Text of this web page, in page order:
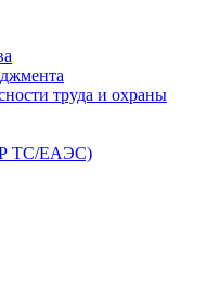
труда и охраны
ТС/ЕАЭС)